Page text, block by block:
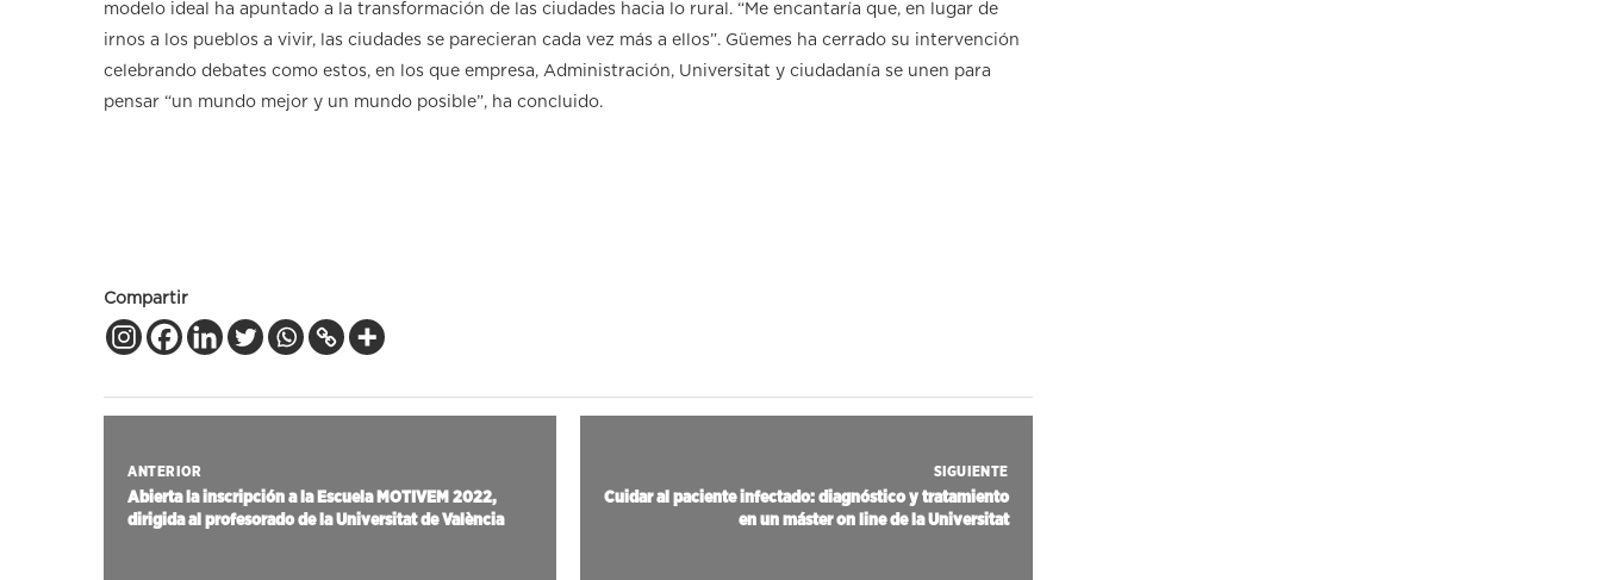
modelo ideal ha apuntado a la transformación de las ciudades hacia lo rural. “Me encantaría que, en lugar de
irnos a los pueblos a vivir, las ciudades se parecieran cada vez más a ellos”. Güemes ha cerrado su intervención
celebrando debates como estos, en los que empresa, Administración, Universitat y ciudadanía se unen para
pensar “un mundo mejor y un mundo posible”, ha concluido.
Compartir
ANTERIOR
Abierta la inscripción a la Escuela MOTIVEM 2022,
dirigida al profesorado de la Universitat de València
SIGUIENTE
Cuidar al paciente infectado: diagnóstico y tratamiento
en un máster on line de la Universitat